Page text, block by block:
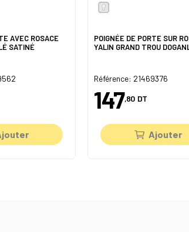
AVEC ROSACE
SATINÉ
POIGNÉE DE PORTE SUR
YALIN GRAND TROU
Référence: 21469376
147,80 DT
Ajouter